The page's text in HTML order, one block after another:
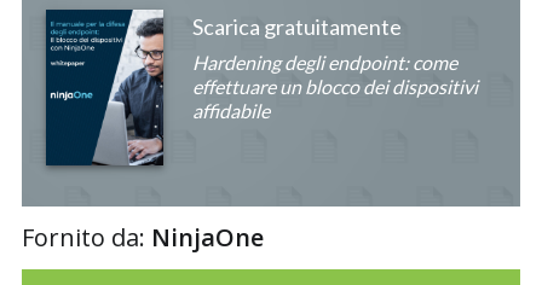
Scarica gratuitamente
Hardening degli endpoint: come
effettuare un blocco dei dispositivi
affidabile
Fornito da: NinjaOne